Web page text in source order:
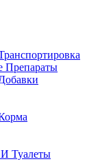
Препараты
Туалеты